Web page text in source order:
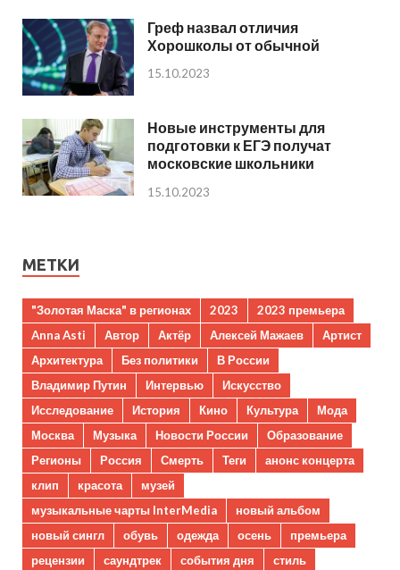
Греф назвал отличия
Хорошколы от обычной
15.10.2023
Новые инструменты для
подготовки к ЕГЭ получат
московские школьники
15.10.2023
МЕТКИ
"Золотая Маска" в регионах 2023
2023 премьера
Anna Asti
Автор Актёр Алексей Мажаев
Артист
Архитектура
Без политики
В России
Владимир Путин
Интервью
Искусство
Исследование
История Кино Культура
Мода
Москва
Музыка Новости России
Образование
Регионы
Россия Смерть Теги
анонс концерта
клип
красота
музей
музыкальные чарты InterMedia
новый альбом
новый сингл
обувь одежда осень
премьера
рецензии
саундтрек события дня
стиль